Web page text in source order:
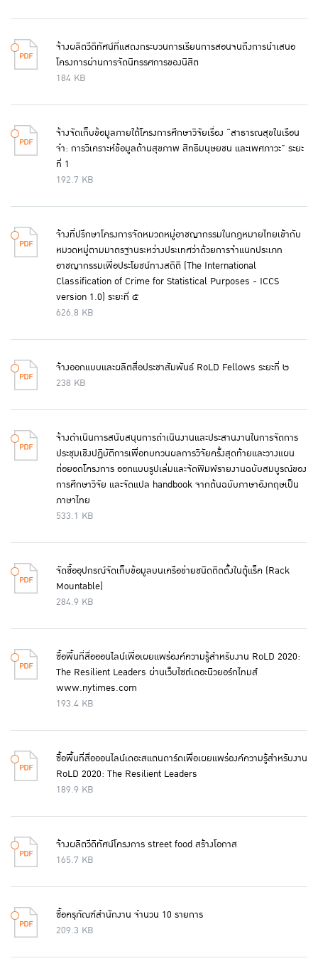
จ้างผลิตวีดิทัศน์ที่แสดงกระบวนการเรียนการสอนจนถึงการนำเสนอ
โครงการผ่านการจัดนิทรรศการของนิสิต
184 KB
จ้างจัดเก็บข้อมูลภายใต้โครงการศึกษาวิจัยเรื่อง “สาธารณสุขในเรือน
จำ: การวิเคราะห์ข้อมูลด้านสุขภาพ สิทธิมนุษยชน และเพศภาวะ” ระยะ
ที่ 1
192.7 KB
จ้างที่ปรึกษาโครงการจัดหมวดหมู่อาชญากรรมในกฎหมายไทยเข้ากับ
หมวดหมู่ตามมาตรฐานระหว่างประเทศว่าด้วยการจำแนกประเภท
อาชญากรรมเพื่อประโยชน์ทางสถิติ (The International
Classification of Crime for Statistical Purposes - ICCS
version 1.0) ระยะที่ ๕
626.8 KB
จ้างออกแบบและผลิตสื่อประชาสัมพันธ์ RoLD Fellows ระยะที่ ๒
238 KB
จ้างดำเนินการสนับสนุนการดำเนินงานและประสานงานในการจัดการ
ประชุมเชิงปฏิบัติการเพื่อทบทวนผลการวิจัยครั้งสุดท้ายและวางแผน
ต่อยอดโครงการ ออกแบบรูปเล่มและจัดพิมพ์รายงานฉบับสมบูรณ์ของ
การศึกษาวิจัย และจัดแปล handbook จากต้นฉบับภาษาอังกฤษเป็น
ภาษาไทย
533.1 KB
จัดซื้ออุปกรณ์จัดเก็บข้อมูลบนเครือข่ายชนิดติดตั้งในตู้แร็ค (Rack
Mountable)
284.9 KB
ซื้อพื้นที่สื่อออนไลน์เพื่อเผยแพร่องค์ความรู้สำหรับงาน RoLD 2020:
The Resilient Leaders ผ่านเว็บไซต์เดอะนิวยอร์กไทมส์
www.nytimes.com
193.4 KB
ซื้อพื้นที่สื่อออนไลน์เดอะสแตนดาร์ดเพื่อเผยแพร่องค์ความรู้สำหรับงาน
RoLD 2020: The Resilient Leaders
189.9 KB
จ้างผลิตวีดิทัศน์โครงการ street food สร้างโอกาส
165.7 KB
ซื้อครุภัณฑ์สำนักงาน จำนวน 10 รายการ
209.3 KB